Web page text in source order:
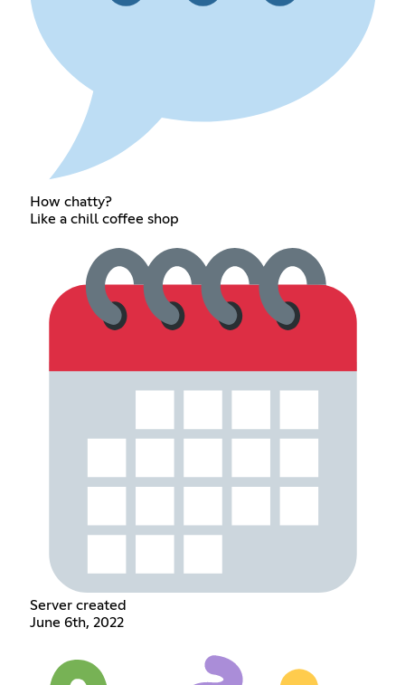
How chatty?
Like a chill coffee shop
Server created
June 6th, 2022